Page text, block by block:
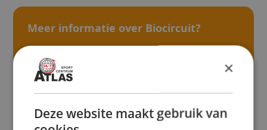
Meer informatie over Biocircuit?
Vul onderstaand formulier in en we nemen
binnen 24 uur contact met je op!
×
Deze website maakt gebruik van